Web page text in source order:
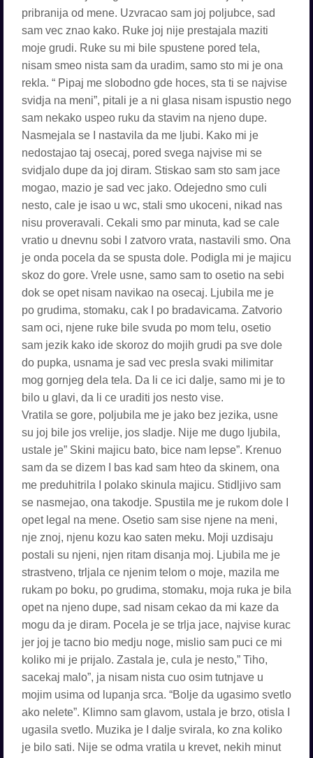
pribranija od mene. Uzvracao sam joj poljubce, sad
sam vec znao kako. Ruke joj nije prestajala maziti
moje grudi. Ruke su mi bile spustene pored tela,
nisam smeo nista sam da uradim, samo sto mi je ona
rekla. “ Pipaj me slobodno gde hoces, sta ti se najvise
svidja na meni”, pitali je a ni glasa nisam ispustio nego
sam nekako uspeo ruku da stavim na njeno dupe.
Nasmejala se I nastavila da me ljubi. Kako mi je
nedostajao taj osecaj, pored svega najvise mi se
svidjalo dupe da joj diram. Stiskao sam sto sam jace
mogao, mazio je sad vec jako. Odejedno smo culi
nesto, cale je isao u wc, stali smo ukoceni, nikad nas
nisu proveravali. Cekali smo par minuta, kad se cale
vratio u dnevnu sobi I zatvoro vrata, nastavili smo. Ona
je onda pocela da se spusta dole. Podigla mi je majicu
skoz do gore. Vrele usne, samo sam to osetio na sebi
dok se opet nisam navikao na osecaj. Ljubila me je
po grudima, stomaku, cak I po bradavicama. Zatvorio
sam oci, njene ruke bile svuda po mom telu, osetio
sam jezik kako ide skoroz do mojih grudi pa sve dole
do pupka, usnama je sad vec presla svaki milimitar
mog gornjeg dela tela. Da li ce ici dalje, samo mi je to
bilo u glavi, da li ce uraditi jos nesto vise.
Vratila se gore, poljubila me je jako bez jezika, usne
su joj bile jos vrelije, jos sladje. Nije me dugo ljubila,
ustale je” Skini majicu bato, bice nam lepse”. Krenuo
sam da se dizem I bas kad sam hteo da skinem, ona
me preduhitrila I polako skinula majicu. Stidljivo sam
se nasmejao, ona takodje. Spustila me je rukom dole I
opet legal na mene. Osetio sam sise njene na meni,
nje znoj, njenu kozu kao saten meku. Moji uzdisaju
postali su njeni, njen ritam disanja moj. Ljubila me je
strastveno, trljala ce njenim telom o moje, mazila me
rukam po boku, po grudima, stomaku, moja ruka je bila
opet na njeno dupe, sad nisam cekao da mi kaze da
mogu da je diram. Pocela je se trlja jace, najvise kurac
jer joj je tacno bio medju noge, mislio sam puci ce mi
koliko mi je prijalo. Zastala je, cula je nesto,” Tiho,
sacekaj malo”, ja nisam nista cuo osim tutnjave u
mojim usima od lupanja srca. “Bolje da ugasimo svetlo
ako nelete”. Klimno sam glavom, ustala je brzo, otisla I
ugasila svetlo. Muzika je I dalje svirala, ko zna koliko
je bilo sati. Nije se odma vratila u krevet, nekih minut